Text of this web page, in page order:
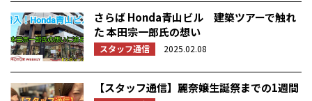
さらば Honda青山ビル 建築ツアーで触れ
た 本田宗一郎氏の想い
スタッフ通信 2025.02.08
【スタッフ通信】麗奈嬢生誕祭までの1週間